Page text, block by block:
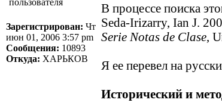
Зарегистрирован: Чт
июн 01, 2006 3:57 pm
Сообщения: 10893
Откуда: ХАРЬКОВ
В процессе поиска
Seda-Irizarry, Ian J.
Serie Notas de Clase,
Я ее перевел на
Исторический и